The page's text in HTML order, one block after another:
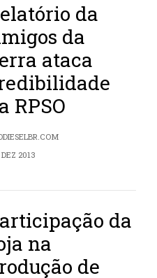
da
da
ataca
RPSO
2013
da
na
de